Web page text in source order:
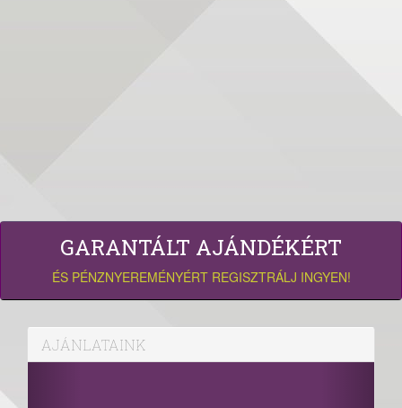
GARANTÁLT AJÁNDÉKÉRT
ÉS PÉNZNYEREMÉNYÉRT REGISZTRÁLJ INGYEN!
AJÁNLATAINK